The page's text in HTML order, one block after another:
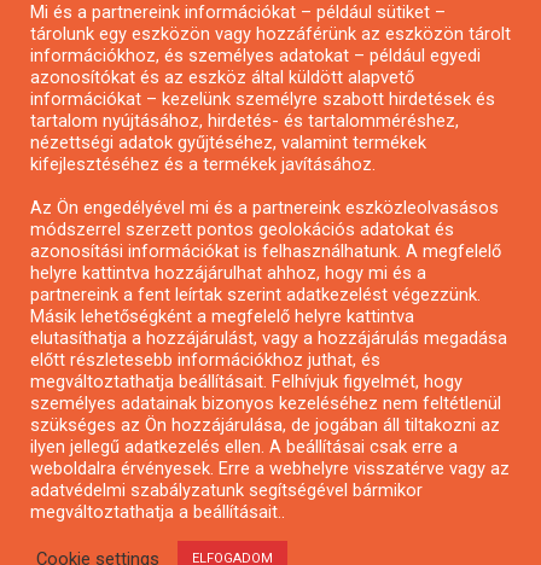
Pályázatírás civil szervezeteknek
Pályázatírás önkormányzatoknak
Pályázatfigyelés
Specifikus pályázatfigyelés vagy hírlevél
Pályázatok magánszemélyeknek
Pályázatok civil szervezeteknek
Pályázatok vállalkozásoknak
Önkormányzati pályázatok
Mezőgazdasági pályázatok
Falusi turizmus pályázatok
Napelem pályázatok
GINOP pályázatok
Mi és a partnereink információkat – például sütiket –
tárolunk egy eszközön vagy hozzáférünk az eszközön tárolt
információkhoz, és személyes adatokat – például egyedi
azonosítókat és az eszköz által küldött alapvető
információkat – kezelünk személyre szabott hirdetések és
tartalom nyújtásához, hirdetés- és tartalomméréshez,
nézettségi adatok gyűjtéséhez, valamint termékek
kifejlesztéséhez és a termékek javításához.
Az Ön engedélyével mi és a partnereink eszközleolvasásos
módszerrel szerzett pontos geolokációs adatokat és
azonosítási információkat is felhasználhatunk. A megfelelő
helyre kattintva hozzájárulhat ahhoz, hogy mi és a
partnereink a fent leírtak szerint adatkezelést végezzünk.
Másik lehetőségként a megfelelő helyre kattintva
elutasíthatja a hozzájárulást, vagy a hozzájárulás megadása
előtt részletesebb információkhoz juthat, és
megváltoztathatja beállításait. Felhívjuk figyelmét, hogy
személyes adatainak bizonyos kezeléséhez nem feltétlenül
szükséges az Ön hozzájárulása, de jogában áll tiltakozni az
ilyen jellegű adatkezelés ellen. A beállításai csak erre a
weboldalra érvényesek. Erre a webhelyre visszatérve vagy az
adatvédelmi szabályzatunk segítségével bármikor
megváltoztathatja a beállításait..
Cookie settings ELFOGADOM